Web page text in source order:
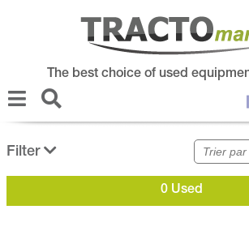
The best choice of used
Filter
0 Used